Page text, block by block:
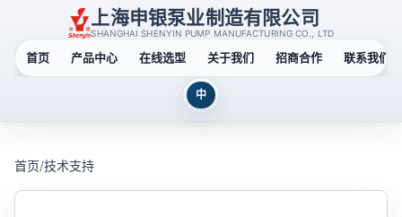
上海申银泵业制造有限公司
SHANGHAI SHENYIN PUMP MANUFACTURING CO., LTD
首页 产品中心 在线选型 关于我们 招商合作 联系我们
中
首页/技术支持